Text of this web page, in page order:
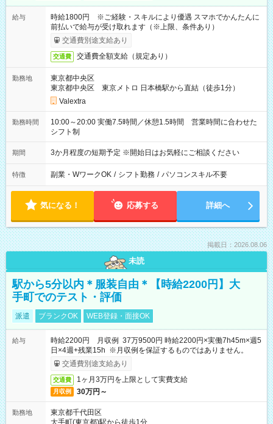
給与
時給1800円 ※ご経験・スキルにより優遇 スマホでかんたんに
前払いで給与が受け取れます（※上限、条件あり）
交通費別途支給あり
交通費 交通費全額支給（規定あり）
勤務地
東京都中央区
東京都中央区 東京メトロ 日本橋駅から直結（徒歩1分）
Valextra
勤務時間
10:00～20:00 実働7.5時間／休憩1.5時間 営業時間に合わせた
シフト制
期間 3か月程度の短期予定 ※開始日はお気軽にご相談ください
特徴 副業・WワークOK / シフト勤務 / パソコンスキル不要
気になる！ 応募する 詳細へ
掲載日：2026.08.06
未読
駅から5分以内＊服装自由＊【時給2200円】大
手町でのテスト・評価
派遣 ブランクOK WEB登録・面接OK
給与
時給2200円 月収例 37万9500円 時給2200円×実働7h45m×週5
日×4週+残業15h ※月収例を保証するものではありません。
交通費別途支給あり
交通費 1ヶ月3万円を上限として実費支給
月収例 30万円～
勤務地
東京都千代田区
大手町(東京都)駅から徒歩1分